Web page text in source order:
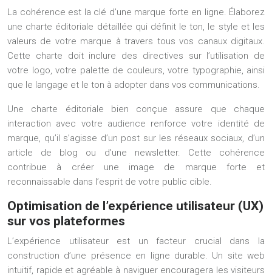
La cohérence est la clé d’une marque forte en ligne. Élaborez
une charte éditoriale détaillée qui définit le ton, le style et les
valeurs de votre marque à travers tous vos canaux digitaux.
Cette charte doit inclure des directives sur l’utilisation de
votre logo, votre palette de couleurs, votre typographie, ainsi
que le langage et le ton à adopter dans vos communications.
Une charte éditoriale bien conçue assure que chaque
interaction avec votre audience renforce votre identité de
marque, qu’il s’agisse d’un post sur les réseaux sociaux, d’un
article de blog ou d’une newsletter. Cette cohérence
contribue à créer une image de marque forte et
reconnaissable dans l’esprit de votre public cible.
Optimisation de l’expérience utilisateur (UX)
sur vos plateformes
L’expérience utilisateur est un facteur crucial dans la
construction d’une présence en ligne durable. Un site web
intuitif, rapide et agréable à naviguer encouragera les visiteurs